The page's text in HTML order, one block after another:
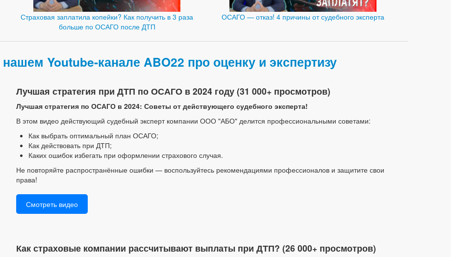
Страховая заплатила копейки? Как получить в 3 раза
больше по ОСАГО после ДТП
ОСАГО — отказ! 4 причины от судебного эксперта
нашем Youtube-канале ABO22 про оценку и экспертизу
Лучшая стратегия при ДТП по ОСАГО в 2024 году (31 000+ просмотров)
Лучшая стратегия по ОСАГО в 2024: Советы от действующего судебного эксперта!
В этом видео действующий судебный эксперт компании ООО "АБО" делится профессиональными советами:
Как выбрать оптимальный план ОСАГО;
Как действовать при ДТП;
Каких ошибок избегать при оформлении страхового случая.
Не повторяйте распространённые ошибки — воспользуйтесь рекомендациями профессионалов и защитите свои
права!
Смотреть видео
Как страховые компании рассчитывают выплаты при ДТП? (26 000+ просмотров)